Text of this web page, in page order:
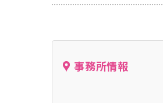
事務所情報